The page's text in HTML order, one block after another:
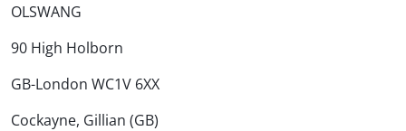
OLSWANG
90 High Holborn
GB-London WC1V 6XX
Cockayne, Gillian (GB)